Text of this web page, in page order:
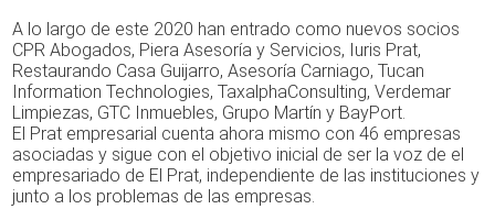
A lo largo de este 2020 han entrado como nuevos socios
CPR Abogados, Piera Asesoría y Servicios, Iuris Prat,
Restaurando Casa Guijarro, Asesoría Carniago, Tucan
Information Technologies, TaxalphaConsulting, Verdemar
Limpiezas, GTC Inmuebles, Grupo Martín y BayPort.
El Prat empresarial cuenta ahora mismo con 46 empresas
asociadas y sigue con el objetivo inicial de ser la voz de el
empresariado de El Prat, independiente de las instituciones y
junto a los problemas de las empresas.